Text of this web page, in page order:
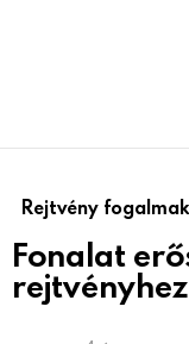
Rejtvény fogalmak
Fonalat
rejtvényhez